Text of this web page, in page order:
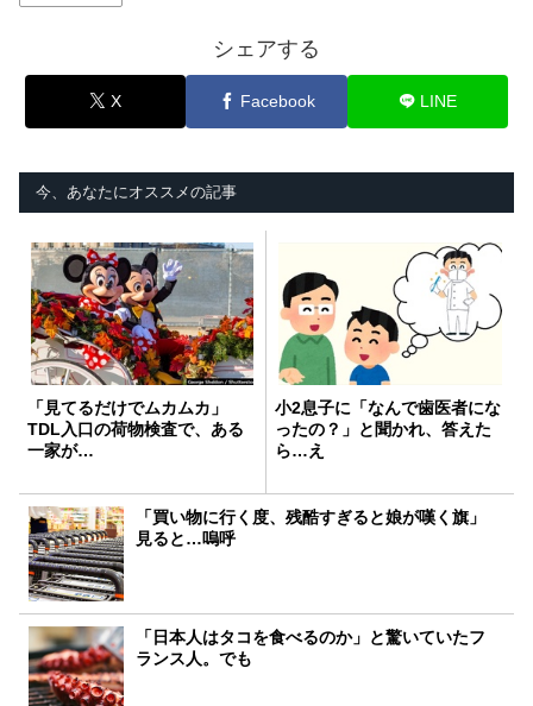
シェアする
X Facebook LINE
今、あなたにオススメの記事
「見てるだけでムカムカ」
TDL入口の荷物検査で、ある
一家が…
小2息子に「なんで歯医者にな
ったの？」と聞かれ、答えた
ら…え
「買い物に行く度、残酷すぎると娘が嘆く旗」
見ると…嗚呼
「日本人はタコを食べるのか」と驚いていたフ
ランス人。でも